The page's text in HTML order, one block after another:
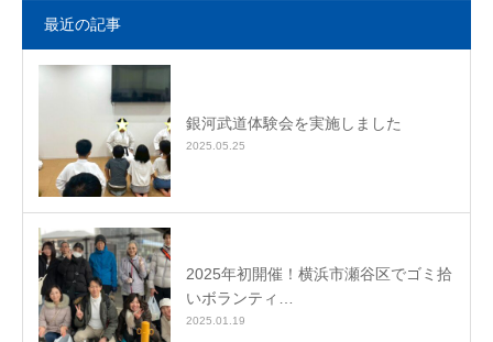
最近の記事
銀河武道体験会を実施しました
2025.05.25
2025年初開催！横浜市瀬谷区でゴミ拾
いボランティ…
2025.01.19